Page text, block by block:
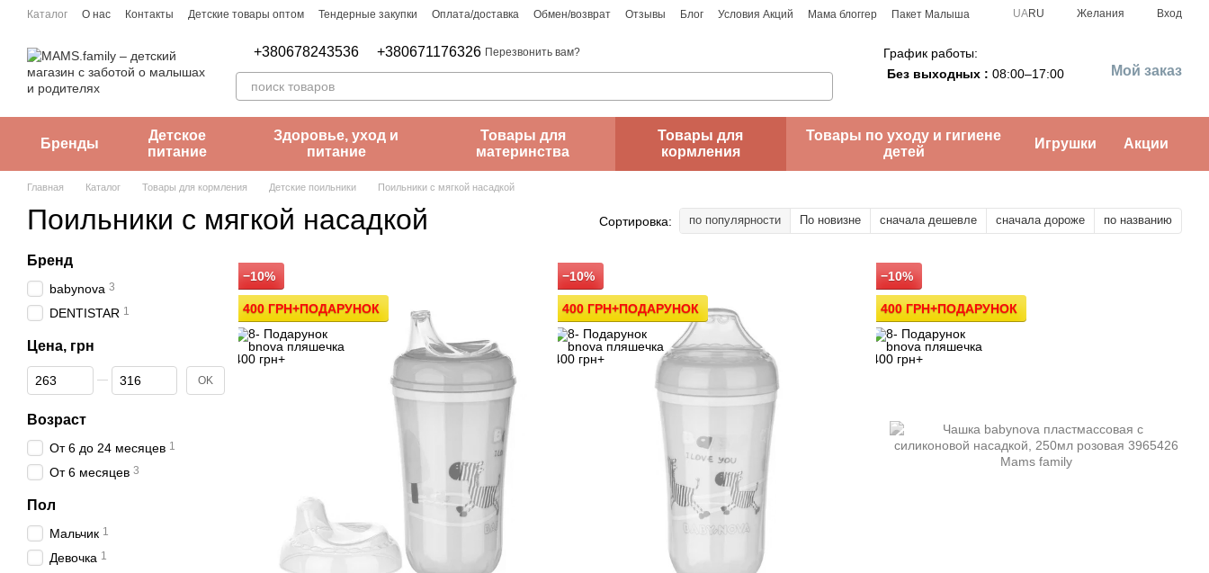
Перейти к основному контенту
Каталог О нас Контакты Детские товары оптом Тендерные закупки Оплата/доставка Обмен/возврат Отзывы Блог Условия Акций Мама блоггер
Пакет Малыша
UARU Желания Вход
+380678243536 +380671176326 Перезвонить вам?
График работы:
Без выходных : 08:00–17:00 Мой заказ
Бренды
Детское
питание
Здоровье, уход и
питание
Товары для
материнства
Товары для
кормления
Товары по уходу и гигиене
детей
Игрушки Акции
Главная Каталог Товары для кормления Детские поильники Поильники с мягкой насадкой
Поильники с мягкой насадкой Сортировка: по популярности По новизне сначала дешевле сначала дороже по названию
−10%
400 ГРН+ПОДАРУНОК
−10%
400 ГРН+ПОДАРУНОК
−10%
400 ГРН+ПОДАРУНОК
Бренд
babynova 3
DENTISTAR 1
Цена, грн
От Цена, грн
До Цена, грн OK
Возраст
От 6 до 24 месяцев 1
От 6 месяцев 3
Пол
Мальчик 1
Девочка 1